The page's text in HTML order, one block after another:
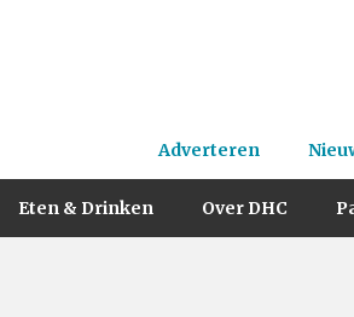
Adverteren
Eten & Drinken Over DHC